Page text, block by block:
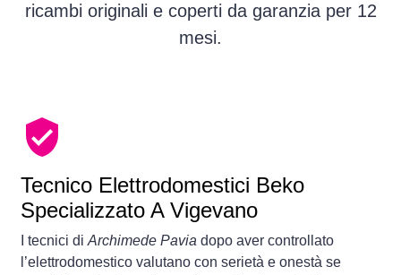
ricambi originali e coperti da garanzia per 12
mesi.
Tecnico Elettrodomestici Beko
Specializzato A Vigevano
I tecnici di Archimede Pavia dopo aver controllato
l’elettrodomestico valutano con serietà e onestà se